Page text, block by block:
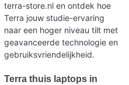
terra-store.nl en ontdek hoe
Terra jouw studie-ervaring
naar een hoger niveau tilt met
geavanceerde technologie en
gebruiksvriendelijkheid.
Terra thuis laptops in